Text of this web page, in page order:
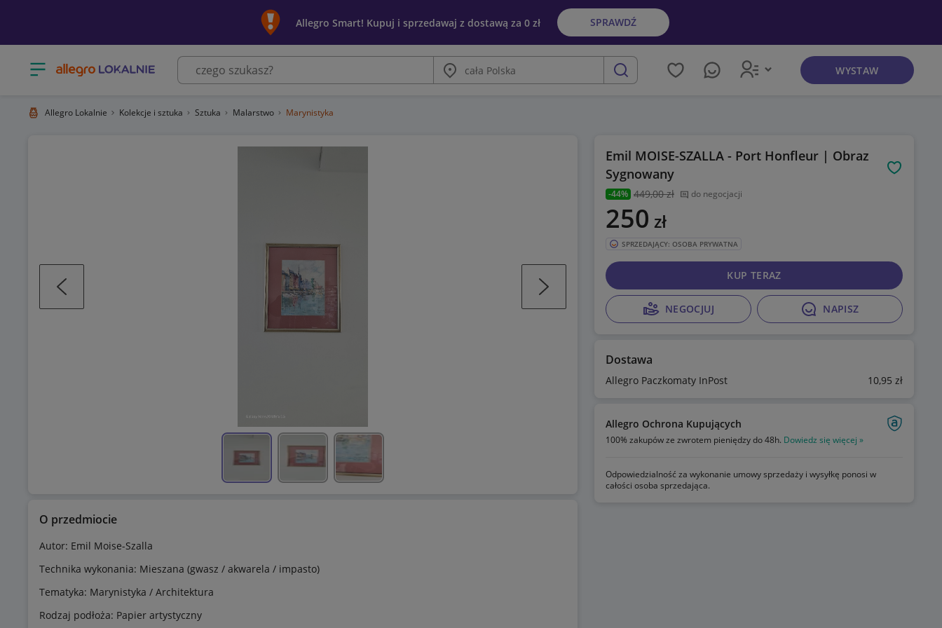
Allegro Smart! Kupuj i sprzedawaj z dostawą za 0 zł SPRAWDŹ
Otwórz menu z kategoriami
Miasto
szukaj
WYSTAW
Emil MOISE-SZALLA - Port Honfleur | Obraz
Sygnowany
Obserwuj
-44% 449,00 zł do negocjacji
250 zł
SPRZEDAJĄCY: OSOBA PRYWATNA
NEGOCJUJ NAPISZ
KUP TERAZ
Dostawa
Allegro Paczkomaty InPost 10,95 zł
Allegro Ochrona Kupujących
100% zakupów ze zwrotem pieniędzy do 48h. Dowiedz się więcej »
Odpowiedzialność za wykonanie umowy sprzedaży i wysyłkę ponosi w
całości osoba sprzedająca.
O przedmiocie
Autor: Emil Moise-Szalla
Technika wykonania: Mieszana (gwasz / akwarela / impasto)
Tematyka: Marynistyka / Architektura
Rodzaj podłoża: Papier artystyczny
Allegro Lokalnie Kolekcje i sztuka Sztuka Malarstwo Marynistyka